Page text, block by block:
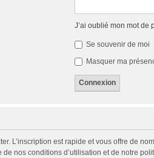
J’ai oublié mon mot de
Se souvenir de moi
Masquer ma
L’inscription est rapide et vous offre de
nos conditions d’utilisation et de notre